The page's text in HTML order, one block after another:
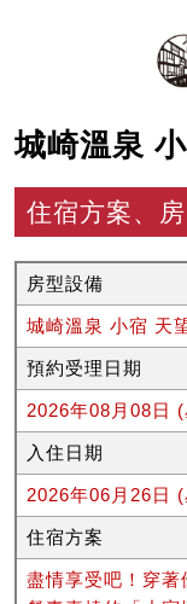
城崎溫泉
住宿方案、
房型設備
城崎溫泉 小宿 天
預約受理日期
2026年08月08日
入住日期
2026年06月26日
住宿方案
盡情享受吧！穿